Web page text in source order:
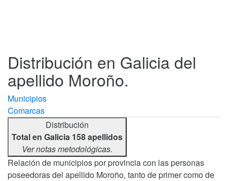
Distribución en Galicia del
apellido Moroño.
Municipios
Comarcas
Distribución
Total en Galicia 158 apellidos
Ver notas metodológicas.
Relación de municipios por provincia con las personas
poseedoras del apellido Moroño, tanto de primer como de